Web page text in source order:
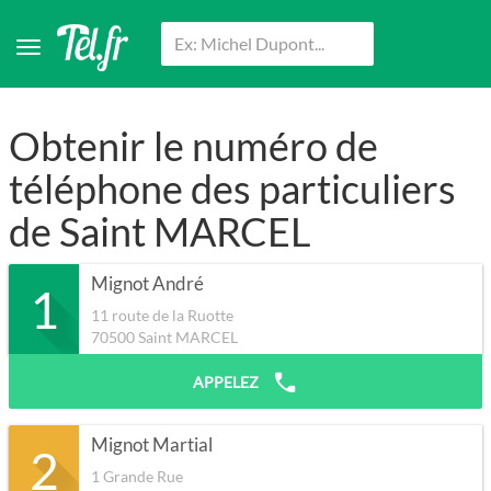
Obtenir le numéro de
téléphone des particuliers
de Saint MARCEL
1 Mignot André
11 route de la Ruotte
70500Saint MARCEL
APPELEZ
2 Mignot Martial
1 Grande Rue